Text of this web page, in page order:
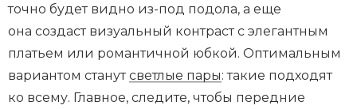
f
3
точно будет видно из-под подола, а еще
она создаст визуальный контраст с элегантным
платьем или романтичной юбкой. Оптимальным
вариантом станутсветлые пары: такие подходят
ко всему. Главное, следите, чтобы передние